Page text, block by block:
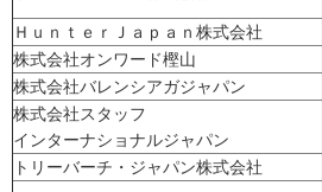
ＨｕｎｔｅｒＪａｐａｎ株式会社
株式会社オンワード樫山
株式会社バレンシアガジャパン
株式会社スタッフ
インターナショナルジャパン
トリーバーチ・ジャパン株式会社